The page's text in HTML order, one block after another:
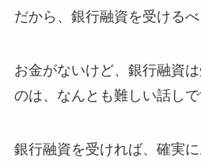
だから、銀行融資を受けるべ
お金がないけど、銀行融資
のは、なんとも難しい話しで
銀行融資を受ければ、確実